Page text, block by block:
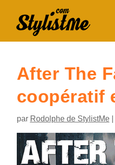
After The
coopératif
par Rodolphe de StylistMe|